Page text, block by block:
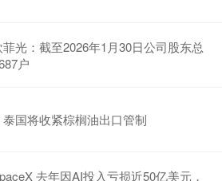
光：截至2026年1月30日公司股东总
户
国将收紧棕榈油出口管制
去年因AI投入亏损近50亿美元，